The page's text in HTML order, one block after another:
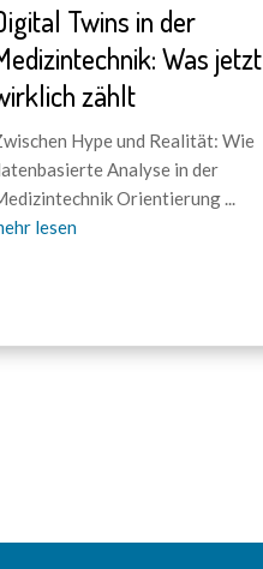
Twins in der
Was jetzt
zählt
Hype und Realität: Wie
Analyse in der
Orientierung...
lesen